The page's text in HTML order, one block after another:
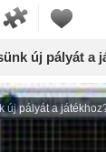
új pályát a